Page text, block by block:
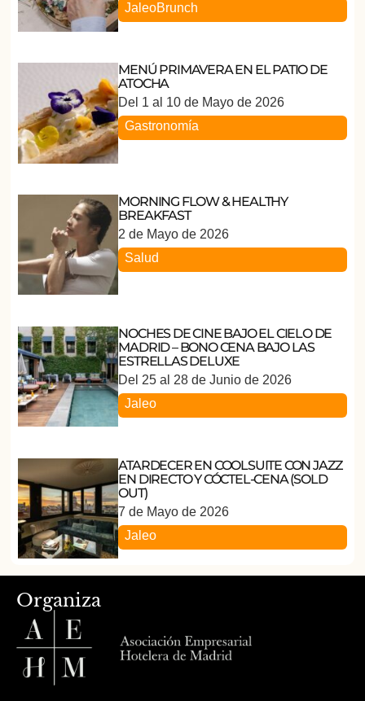
JaleoBrunch
MENÚ PRIMAVERA EN EL PATIO DE
ATOCHA
Del 1 al 10 de Mayo de 2026
Gastronomía
MORNING FLOW & HEALTHY
BREAKFAST
2 de Mayo de 2026
Salud
NOCHES DE CINE BAJO EL CIELO DE
MADRID – BONO CENA BAJO LAS
ESTRELLAS DELUXE
Del 25 al 28 de Junio de 2026
Jaleo
ATARDECER EN COOLSUITE CON JAZZ
EN DIRECTO Y CÓCTEL-CENA (SOLD
OUT)
7 de Mayo de 2026
Jaleo
Organiza